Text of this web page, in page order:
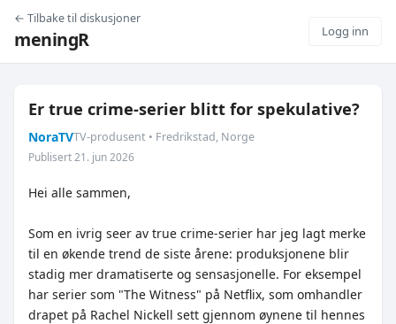
← Tilbake til diskusjoner
meningR Logg inn
Er true crime-serier blitt for spekulative?
NoraTVTV-produsent • Fredrikstad, Norge
Publisert 21. jun 2026
Hei alle sammen,
Som en ivrig seer av true crime-serier har jeg lagt merke
til en økende trend de siste årene: produksjonene blir
stadig mer dramatiserte og sensasjonelle. For eksempel
har serier som "The Witness" på Netflix, som omhandler
drapet på Rachel Nickell sett gjennom øynene til hennes